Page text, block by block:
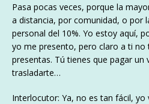
Pasa pocas veces, porque la
a distancia, por comunidad, o por
personal del 10%. Yo estoy aquí,
yo me presento, pero claro a ti no
presentas. Tú tienes que pagar un
trasladarte…
Interlocutor: Ya, no es tan fácil,